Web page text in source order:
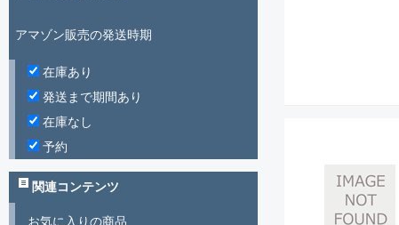
アマゾン販売の発送時期
在庫あり
発送まで期間あり
在庫なし
予約
関連コンテンツ
お気に入りの商品